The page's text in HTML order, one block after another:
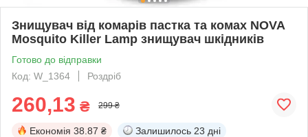
Знищувач від комарів пастка та комах NOVA
Mosquito Killer Lamp знищувач шкідників
Готово до відправки
Код: W_1364
Роздріб
260,13 ₴ 299 ₴
Економія 38.87 ₴ Залишилось 23 дні